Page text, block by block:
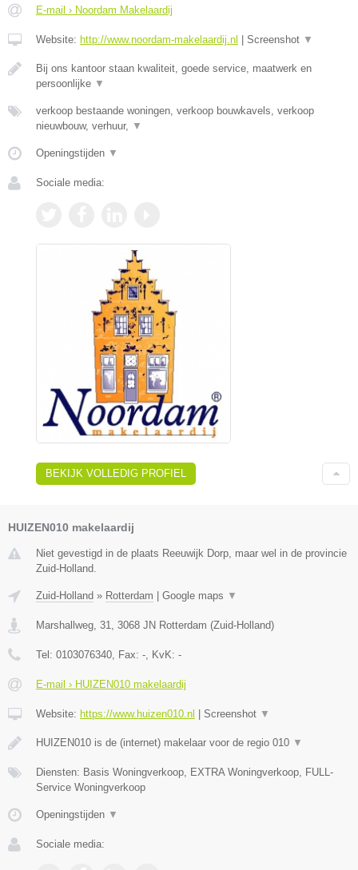
E-mail › Noordam Makelaardij
Website: http://www.noordam-makelaardij.nl Screenshot ▼
Bij ons kantoor staan kwaliteit, goede service, maatwerk en
persoonlijke ▼
verkoop bestaande woningen, verkoop bouwkavels, verkoop
nieuwbouw, verhuur, ▼
Openingstijden ▼
Sociale media:
BEKIJK VOLLEDIG PROFIEL
HUIZEN010 makelaardij
Niet gevestigd in de plaats Reeuwijk Dorp, maar wel in de provincie
Zuid-Holland.
Zuid-Holland » Rotterdam Google maps ▼
Marshallweg, 31, 3068 JN Rotterdam (Zuid-Holland)
Tel: 0103076340, Fax: -, KvK: -
E-mail › HUIZEN010 makelaardij
Website: https://www.huizen010.nl Screenshot ▼
HUIZEN010 is de (internet) makelaar voor de regio 010 ▼
Diensten: Basis Woningverkoop, EXTRA Woningverkoop, FULL-
Service Woningverkoop
Openingstijden ▼
Sociale media: